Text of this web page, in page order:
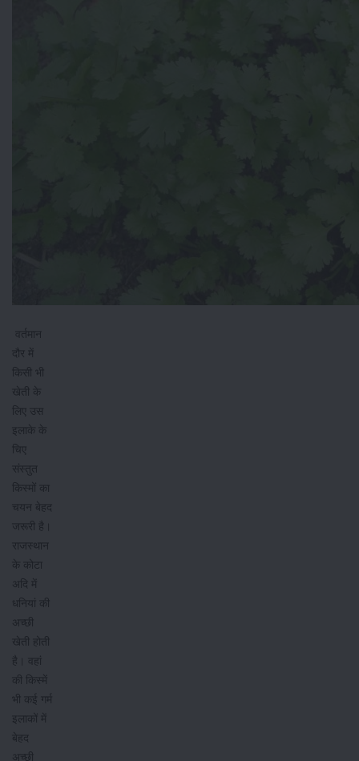
वर्तमान
दौर में
किसी भी
खेती के
लिए उस
इलाके के
चिए
संस्तुत
किस्मों का
चयन बेहद
जरूरी है।
राजस्थान
के कोटा
अदि में
धनियां की
अच्छी
खेती होती
है। वहां
की किस्में
भी कई गर्म
इलाकों में
बेहद
अच्छी